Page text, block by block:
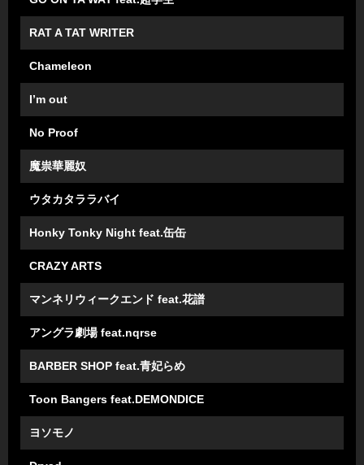
RAT A TAT WRITER
Chameleon
Iʼm out
No Proof
魔祟華麗奴
ウタカタララバイ
Honky Tonky Night feat.⽸⽸
CRAZY ARTS
マンネリウィークエンド feat.花譜
アングラ劇場 feat.nqrse
BARBER SHOP feat.⻘妃らめ
Toon Bangers feat.DEMONDICE
ヨソモノ